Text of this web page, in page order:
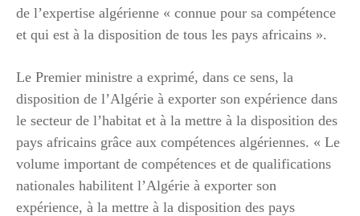
de l’expertise algérienne « connue pour sa compétence
et qui est à la disposition de tous les pays africains ».
Le Premier ministre a exprimé, dans ce sens, la
disposition de l’Algérie à exporter son expérience dans
le secteur de l’habitat et à la mettre à la disposition des
pays africains grâce aux compétences algériennes. « Le
volume important de compétences et de qualifications
nationales habilitent l’Algérie à exporter son
expérience, à la mettre à la disposition des pays